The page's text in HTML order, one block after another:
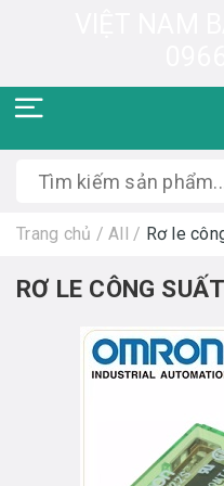
Trang chủ / All / Rơ le
RƠ LE CÔNG